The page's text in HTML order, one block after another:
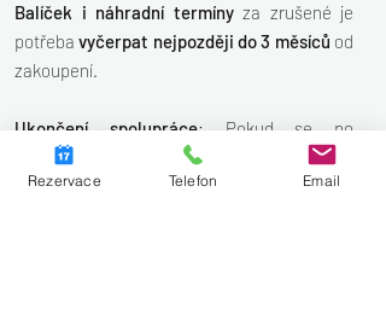
Balíček i náhradní termínyza zrušené je
potřebavyčerpat nejpozději do 3 měsíců od
zakoupení.
Ukončení spolupráce: Pokud se po
pravidelné spolupráci rozhodnete ji ukončit,
je pro mne důležité to vědět, abychom mohli
Rezervace Telefon Email